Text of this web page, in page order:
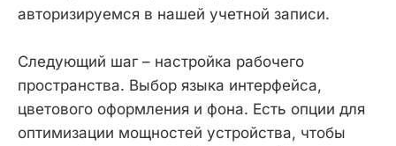
авторизируемся в нашей учетной записи.
Следующий шаг – настройка рабочего
пространства. Выбор языка интерфейса,
цветового оформления и фона. Есть опции для
оптимизации мощностей устройства, чтобы